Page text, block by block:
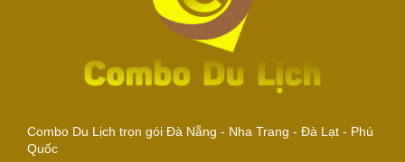
Combo Du Lịch trọn gói Đà Nẵng - Nha Trang - Đà Lạt - Phú
Quốc